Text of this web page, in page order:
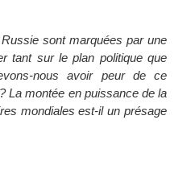
sont marquées par une
tant sur le plan politique que
nous avoir peur de ce
La montée en puissance de la
mondiales est-il un présage